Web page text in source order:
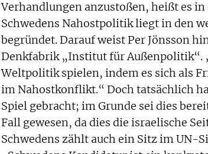
Verhandlungen anzustoßen, heißt es
Schwedens Nahostpolitik liegt in den
begründet. Darauf weist Per Jönsson
Denkfabrik „Institut für Außenpolitik“.
Weltpolitik spielen, indem es sich als
im Nahostkonflikt.“ Doch tatsächlich
Spiel gebracht; im Grunde sei dies
Fall gewesen, da dies die israelische
Schwedens zählt auch ein Sitz im UN-